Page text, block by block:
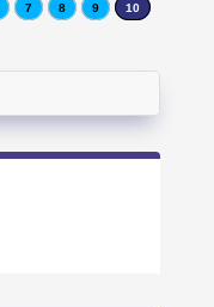
7 8 9 10